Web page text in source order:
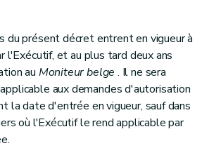
du présent décret entrent en vigueur à
l'Exécutif, et au plus tard deux ans
au Moniteur belge . Il ne sera
aux demandes d'autorisation
la date d'entrée en vigueur, sauf dans
où l'Exécutif le rend applicable par